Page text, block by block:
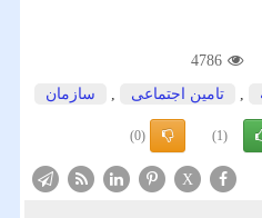
4786
, تامین اجتماعی , سازمان
(1)
(0)
X